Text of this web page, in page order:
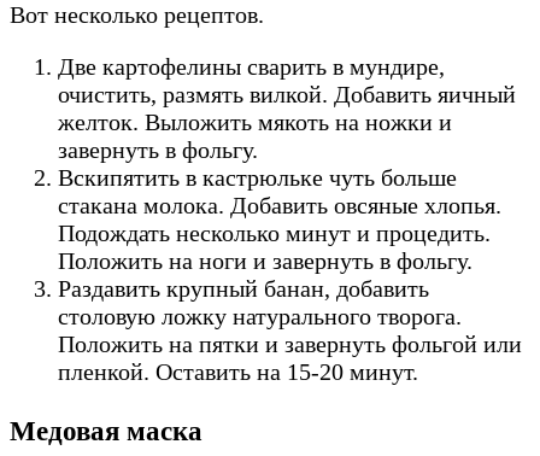
Вот несколько рецептов.
Две картофелины сварить в мундире,
очистить, размять вилкой. Добавить яичный
желток. Выложить мякоть на ножки и
завернуть в фольгу.
Вскипятить в кастрюльке чуть больше
стакана молока. Добавить овсяные хлопья.
Подождать несколько минут и процедить.
Положить на ноги и завернуть в фольгу.
Раздавить крупный банан, добавить
столовую ложку натурального творога.
Положить на пятки и завернуть фольгой или
пленкой. Оставить на 15-20 минут.
Медовая маска